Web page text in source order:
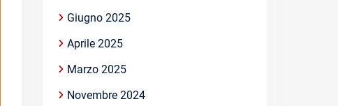
Giugno 2025
Aprile 2025
Marzo 2025
Novembre 2024